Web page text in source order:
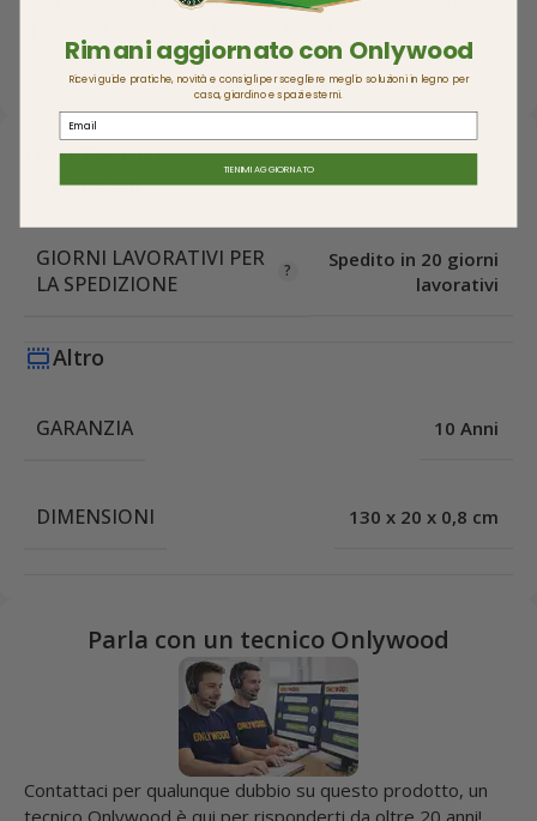
richiesta!
Dati Tecnici
Generali
GIORNI LAVORATIVI PER
LA SPEDIZIONE
Spedito in 20 giorni
lavorativi
Altro
GARANZIA 10 Anni
DIMENSIONI 130 x 20 x 0,8 cm
Parla con un tecnico Onlywood
Contattaci per qualunque dubbio su questo prodotto, un
Rimani aggiornato con Onlywood
Ricevi guide pratiche, novità e consigli per scegliere meglio soluzioni in legno per
casa, giardino e spazi esterni.
TIENIMI AGGIORNATO